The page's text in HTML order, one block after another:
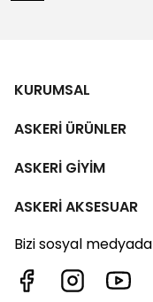
KURUMSAL
ASKERİ ÜRÜNLER
ASKERİ GİYİM
ASKERİ AKSESUAR
Bizi sosyal